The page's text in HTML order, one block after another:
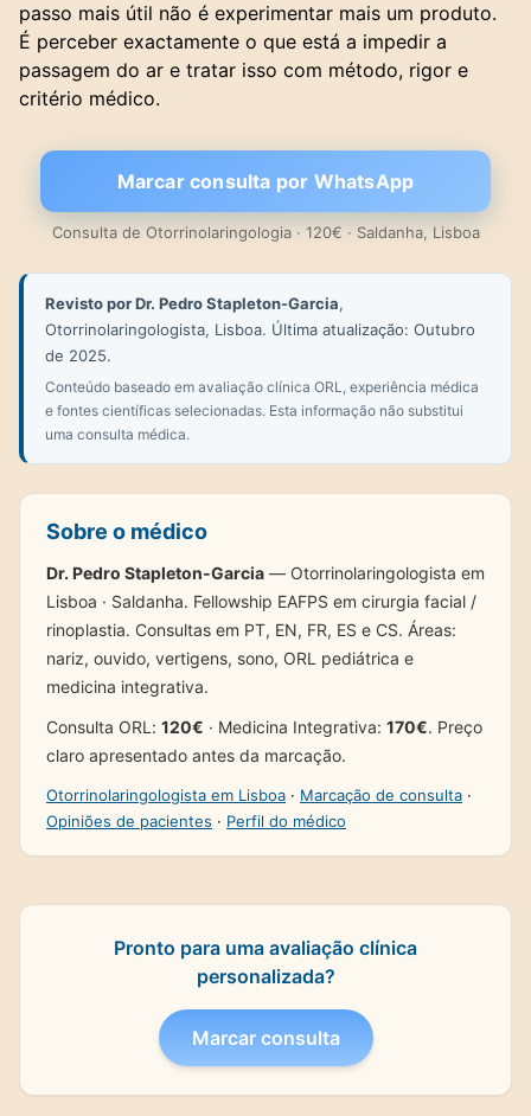
passo mais útil não é experimentar mais um produto.
É perceber exactamente o que está a impedir a
passagem do ar e tratar isso com método, rigor e
critério médico.
Marcar consulta por WhatsApp
Consulta de Otorrinolaringologia · 120€ · Saldanha, Lisboa
Revisto por Dr. Pedro Stapleton-Garcia,
Otorrinolaringologista, Lisboa. Última atualização: Outubro
de 2025.
Conteúdo baseado em avaliação clínica ORL, experiência médica
e fontes científicas selecionadas. Esta informação não substitui
uma consulta médica.
Sobre o médico
Dr. Pedro Stapleton-Garcia — Otorrinolaringologista em
Lisboa · Saldanha. Fellowship EAFPS em cirurgia facial /
rinoplastia. Consultas em PT, EN, FR, ES e CS. Áreas:
nariz, ouvido, vertigens, sono, ORL pediátrica e
medicina integrativa.
Consulta ORL: 120€ · Medicina Integrativa: 170€. Preço
claro apresentado antes da marcação.
Otorrinolaringologista em Lisboa · Marcação de consulta ·
Opiniões de pacientes · Perfil do médico
Pronto para uma avaliação clínica
personalizada?
Marcar consulta